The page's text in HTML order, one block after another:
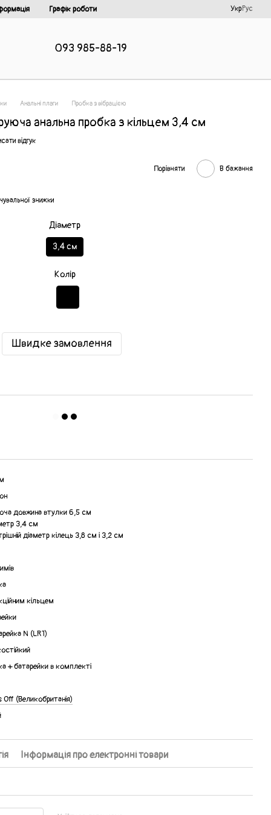
Графік роботи
УкрРус
093 985-88-19
Анальні плаги Пробка з вібрацією
анальна пробка з кільцем 3,4 см
відгук
Порівняти В бажання
знижки
Діаметр
3,4 см
Колір
Швидке замовлення
довжина втулки 6,5 см
3,4 см
діаметр кілець 3,8 см і 3,2 см
кільцем
N (LR1)
+ батарейки в комплекті
Off (Великобританія)
Інформація про електронні товари